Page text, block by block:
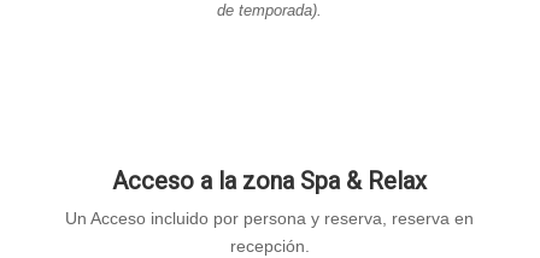
de temporada).
Acceso a la zona Spa & Relax
Un Acceso incluido por persona y reserva, reserva en
recepción.